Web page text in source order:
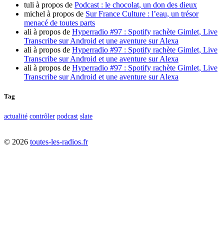
tuli à propos de Podcast : le chocolat, un don des dieux
michel à propos de Sur France Culture : l’eau, un trésor
menacé de toutes parts
ali à propos de Hyperradio #97 : Spotify rachète Gimlet, Live
Transcribe sur Android et une aventure sur Alexa
ali à propos de Hyperradio #97 : Spotify rachète Gimlet, Live
Transcribe sur Android et une aventure sur Alexa
ali à propos de Hyperradio #97 : Spotify rachète Gimlet, Live
Transcribe sur Android et une aventure sur Alexa
Tag
actualité contrôler podcast slate
© 2026 toutes-les-radios.fr